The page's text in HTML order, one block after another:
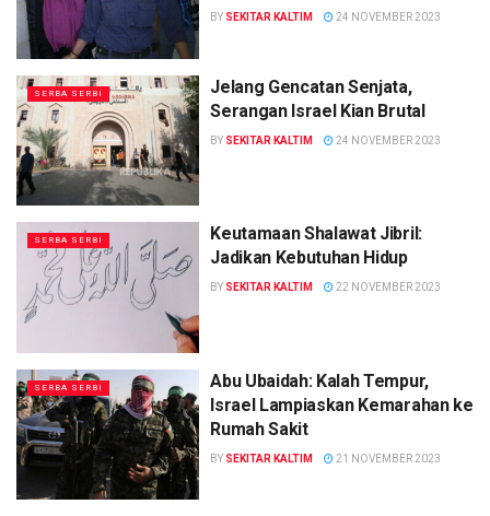
BY SEKITAR KALTIM 24 NOVEMBER 2023
SERBA SERBI
Jelang Gencatan Senjata,
Serangan Israel Kian Brutal
BY SEKITAR KALTIM 24 NOVEMBER 2023
SERBA SERBI
Keutamaan Shalawat Jibril:
Jadikan Kebutuhan Hidup
BY SEKITAR KALTIM 22 NOVEMBER 2023
SERBA SERBI
Abu Ubaidah: Kalah Tempur,
Israel Lampiaskan Kemarahan ke
Rumah Sakit
BY SEKITAR KALTIM 21 NOVEMBER 2023